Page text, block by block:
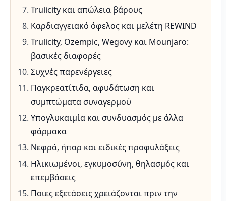
Trulicity και απώλεια βάρους
Καρδιαγγειακό όφελος και μελέτη REWIND
Trulicity, Ozempic, Wegovy και Mounjaro:
βασικές διαφορές
Συχνές παρενέργειες
Παγκρεατίτιδα, αφυδάτωση και
συμπτώματα συναγερμού
Υπογλυκαιμία και συνδυασμός με άλλα
φάρμακα
Νεφρά, ήπαρ και ειδικές προφυλάξεις
Ηλικιωμένοι, εγκυμοσύνη, θηλασμός και
επεμβάσεις
Ποιες εξετάσεις χρειάζονται πριν την